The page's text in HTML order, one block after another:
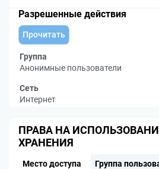
Разрешенные действия
Прочитать
Группа
Анонимные пользователи
Сеть
Интернет
ПРАВА НА
ХРАНЕНИЯ
Место доступа Группа